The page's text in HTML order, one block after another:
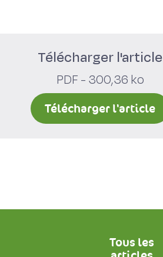
Télécharger l'article
PDF - 300,36 ko
Télécharger l'article
Tous les